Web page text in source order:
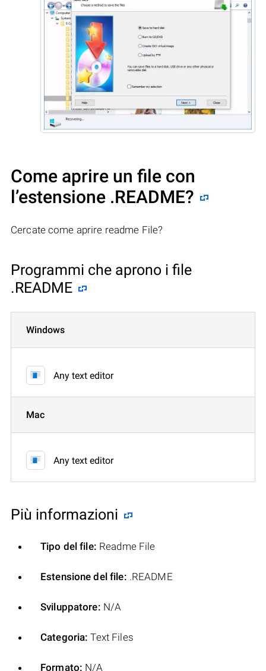
Come aprire un file con
l’estensione .README?
Cercate come aprire readme File?
Programmi che aprono i file
.README
Windows
Any text editor
Mac
Any text editor
Più informazioni
Tipo del file: Readme File
Estensione del file: .README
Sviluppatore: N/A
Categoria: Text Files
Formato: N/A